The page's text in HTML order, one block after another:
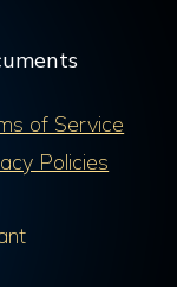
of Service
Policies